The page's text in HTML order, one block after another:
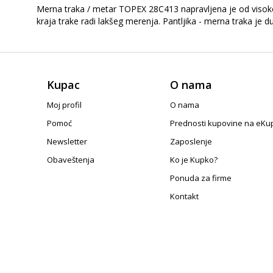
Merna traka / metar TOPEX 28C413 napravljena je od
kraja trake radi lakšeg merenja. Pantljika - merna traka je
Kupac
Moj profil
Pomoć
Newsletter
Obaveštenja
O nama
O nama
Prednosti kupovine na
Zaposlenje
Ko je Kupko?
Ponuda za firme
Kontakt